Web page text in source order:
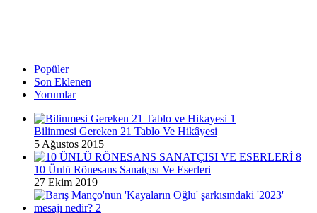
Popüler
Son Eklenen
Yorumlar
Bilinmesi Gereken 21 Tablo Ve Hikâyesi
5 Ağustos 2015
10 Ünlü Rönesans Sanatçısı Ve Eserleri
27 Ekim 2019